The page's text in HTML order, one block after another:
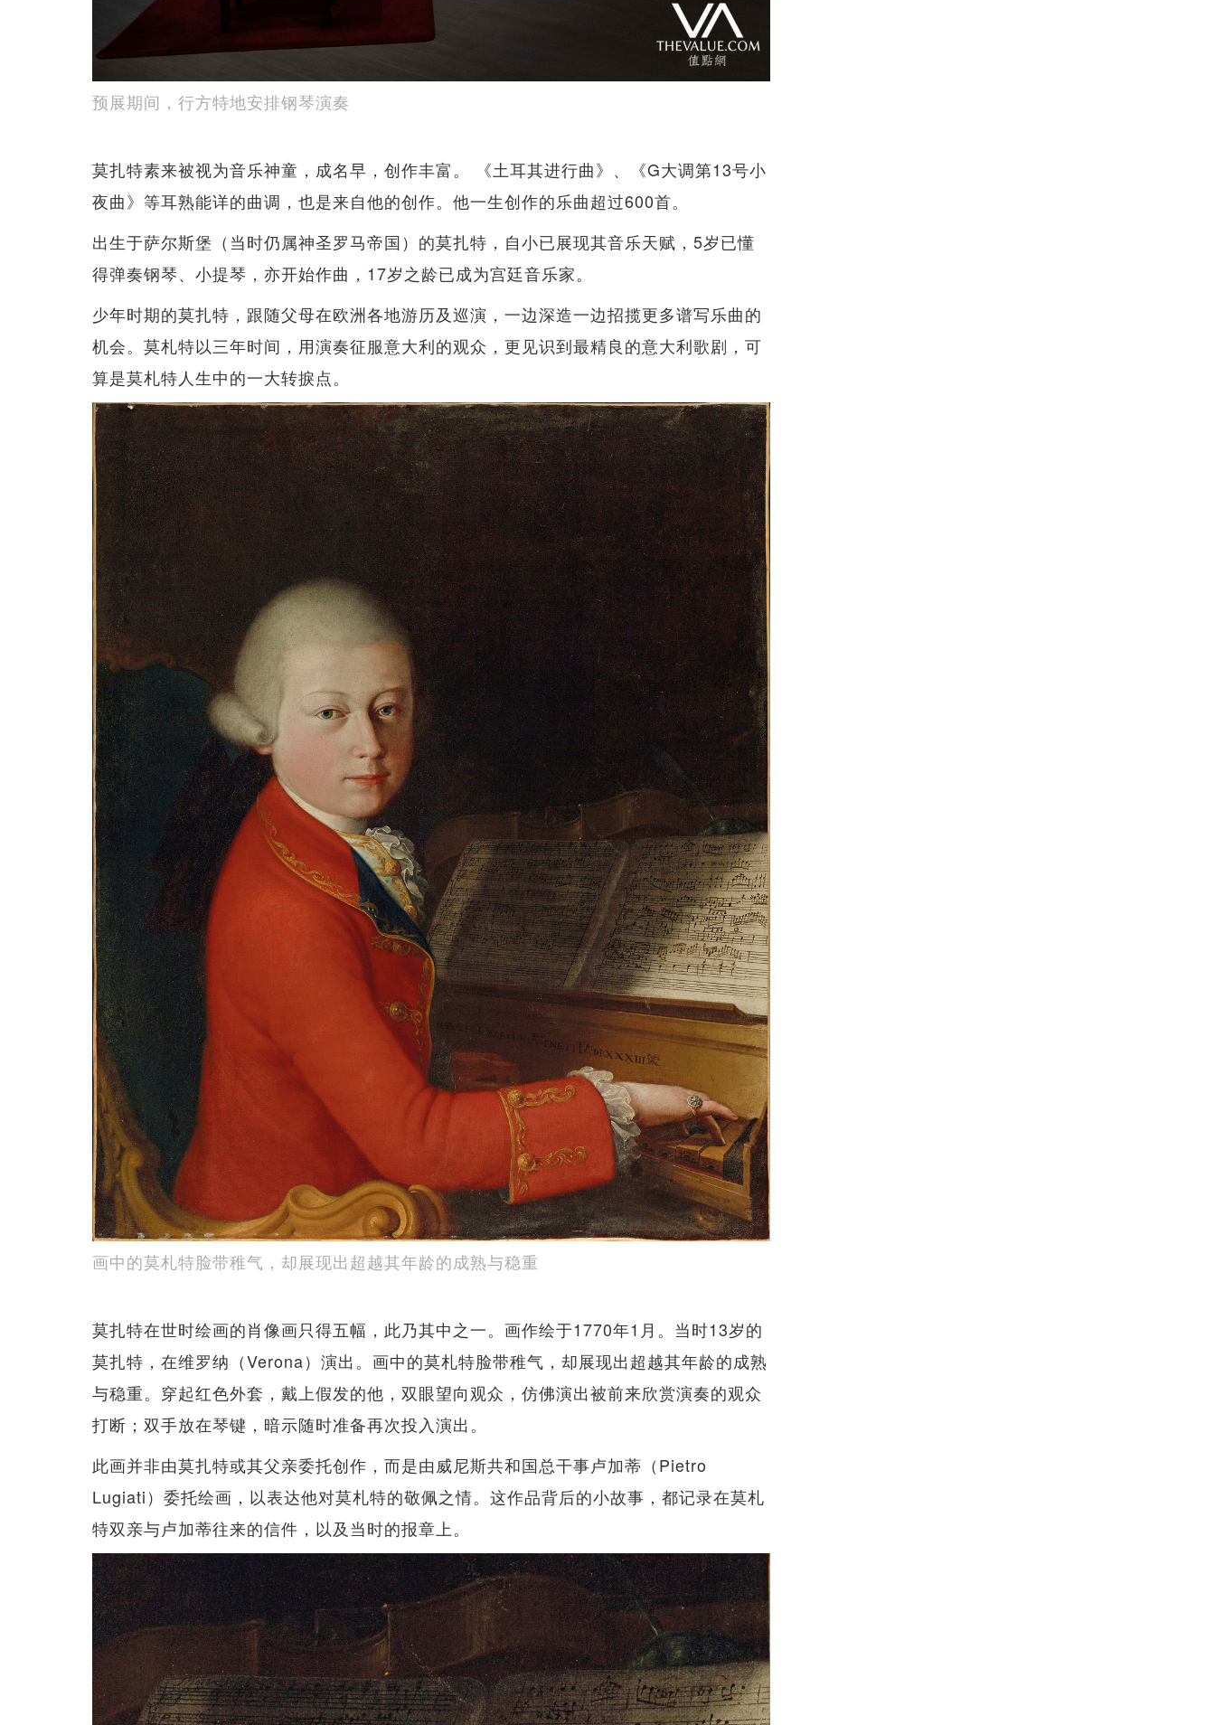
预展期间，行方特地安排钢琴演奏
莫扎特素来被视为音乐神童，成名早，创作丰富。 《土耳其进行曲》、《G大调第13号小
夜曲》等耳熟能详的曲调，也是来自他的创作。他一生创作的乐曲超过600首。
出生于萨尔斯堡（当时仍属神圣罗马帝国）的莫扎特，自小已展现其音乐天赋，5岁已懂
得弹奏钢琴、小提琴，亦开始作曲，17岁之龄已成为宫廷音乐家。
少年时期的莫扎特，跟随父母在欧洲各地游历及巡演，一边深造一边招揽更多谱写乐曲的
机会。莫札特以三年时间，用演奏征服意大利的观众，更见识到最精良的意大利歌剧，可
算是莫札特人生中的一大转捩点。
画中的莫札特脸带稚气，却展现出超越其年龄的成熟与稳重
莫扎特在世时绘画的肖像画只得五幅，此乃其中之一。画作绘于1770年1月。当时13岁的
莫扎特，在维罗纳（Verona）演出。画中的莫札特脸带稚气，却展现出超越其年龄的成熟
与稳重。穿起红色外套，戴上假发的他，双眼望向观众，仿佛演出被前来欣赏演奏的观众
打断；双手放在琴键，暗示随时准备再次投入演出。
此画并非由莫扎特或其父亲委托创作，而是由威尼斯共和国总干事卢加蒂（Pietro
Lugiati）委托绘画，以表达他对莫札特的敬佩之情。这作品背后的小故事，都记录在莫札
特双亲与卢加蒂往来的信件，以及当时的报章上。